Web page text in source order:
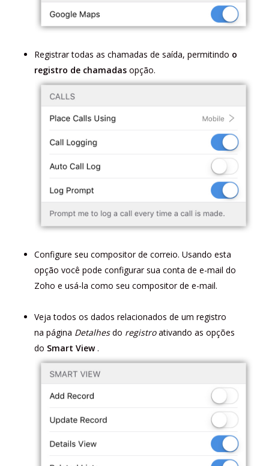
Registrar todas as chamadas de saída, permitindo o
registro de chamadasopção.
Configure seu compositor de correio. Usando esta
opção você pode configurar sua conta de e-mail do
Zoho e usá-la como seu compositor de e-mail.
Veja todos os dados relacionados de um registro
na página Detalhesdo registroativando as opções
do Smart View.